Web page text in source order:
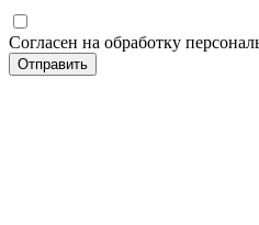
Согласен на обработку
Отправить